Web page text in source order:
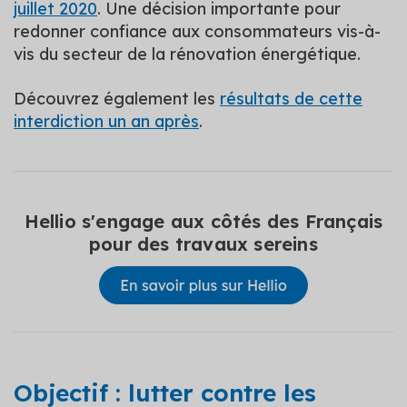
juillet 2020. Une décision importante pour
redonner confiance aux consommateurs vis-à-
vis du secteur de la rénovation énergétique.
Découvrez également les résultats de cette
interdiction un an après.
Hellio s'engage aux côtés des Français
pour des travaux sereins
Objectif : lutter contre les